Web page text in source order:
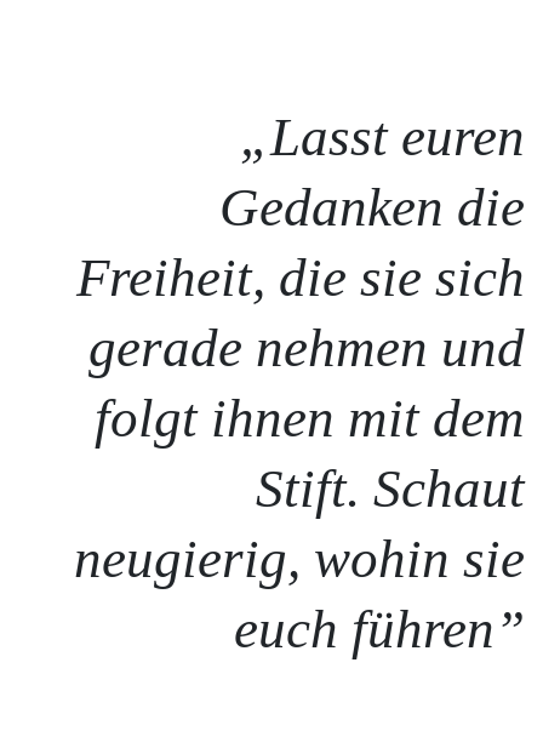
„Lasst euren
Gedanken die
Freiheit, die sie sich
gerade nehmen und
folgt ihnen mit dem
Stift. Schaut
neugierig, wohin sie
euch führen”